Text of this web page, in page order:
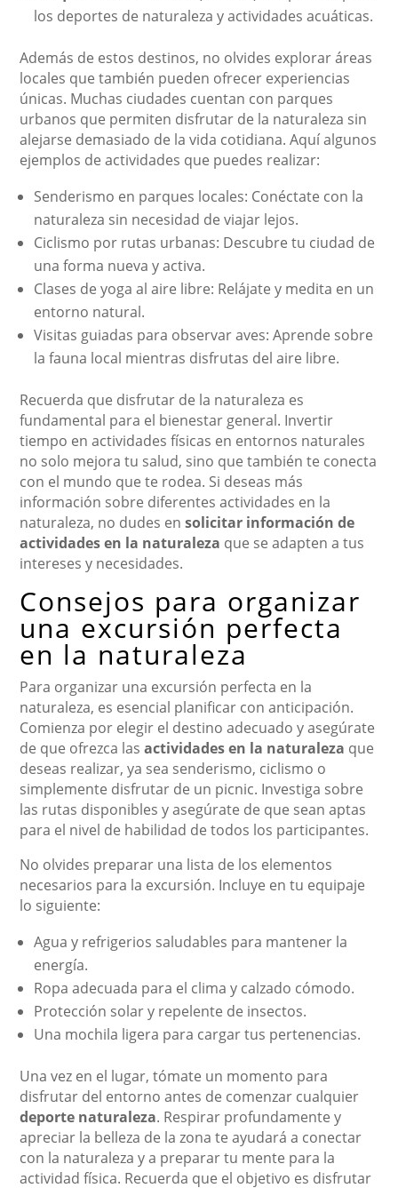
los deportes de naturaleza y actividades acuáticas.
Además de estos destinos, no olvides explorar áreas
locales que también pueden ofrecer experiencias
únicas. Muchas ciudades cuentan con parques
urbanos que permiten disfrutar de la naturaleza sin
alejarse demasiado de la vida cotidiana. Aquí algunos
ejemplos de actividades que puedes realizar:
Senderismo en parques locales: Conéctate con la
naturaleza sin necesidad de viajar lejos.
Ciclismo por rutas urbanas: Descubre tu ciudad de
una forma nueva y activa.
Clases de yoga al aire libre: Relájate y medita en un
entorno natural.
Visitas guiadas para observar aves: Aprende sobre
la fauna local mientras disfrutas del aire libre.
Recuerda que disfrutar de la naturaleza es
fundamental para el bienestar general. Invertir
tiempo en actividades físicas en entornos naturales
no solo mejora tu salud, sino que también te conecta
con el mundo que te rodea. Si deseas más
información sobre diferentes actividades en la
naturaleza, no dudes ensolicitar información de
actividades en la naturaleza que se adapten a tus
intereses y necesidades.
Consejos para organizar
una excursión perfecta
en la naturaleza
Para organizar una excursión perfecta en la
naturaleza, es esencial planificar con anticipación.
Comienza por elegir el destino adecuado y asegúrate
de que ofrezca lasactividades en la naturaleza que
deseas realizar, ya sea senderismo, ciclismo o
simplemente disfrutar de un picnic. Investiga sobre
las rutas disponibles y asegúrate de que sean aptas
para el nivel de habilidad de todos los participantes.
No olvides preparar una lista de los elementos
necesarios para la excursión. Incluye en tu equipaje
lo siguiente:
Agua y refrigerios saludables para mantener la
energía.
Ropa adecuada para el clima y calzado cómodo.
Protección solar y repelente de insectos.
Una mochila ligera para cargar tus pertenencias.
Una vez en el lugar, tómate un momento para
disfrutar del entorno antes de comenzar cualquier
deporte naturaleza. Respirar profundamente y
apreciar la belleza de la zona te ayudará a conectar
con la naturaleza y a preparar tu mente para la
actividad física. Recuerda que el objetivo es disfrutar